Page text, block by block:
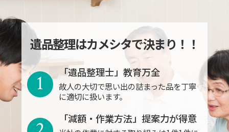
遺品整理はカメシタで決まり！！
「遺品整理士」教育万全
故人の大切で思い出の詰まった品を丁寧
に適切に扱います。
1
「減額・作業方法」提案力が得意